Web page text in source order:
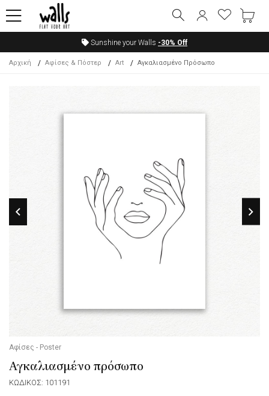
Sunshine your Walls -30% Off
Αρχική Αφίσες & Πόστερ Art Αγκαλιασμένο Πρόσωπο
Αφίσες - Poster
Αγκαλιασμένο πρόσωπο
ΚΩΔΙΚΟΣ: 101191